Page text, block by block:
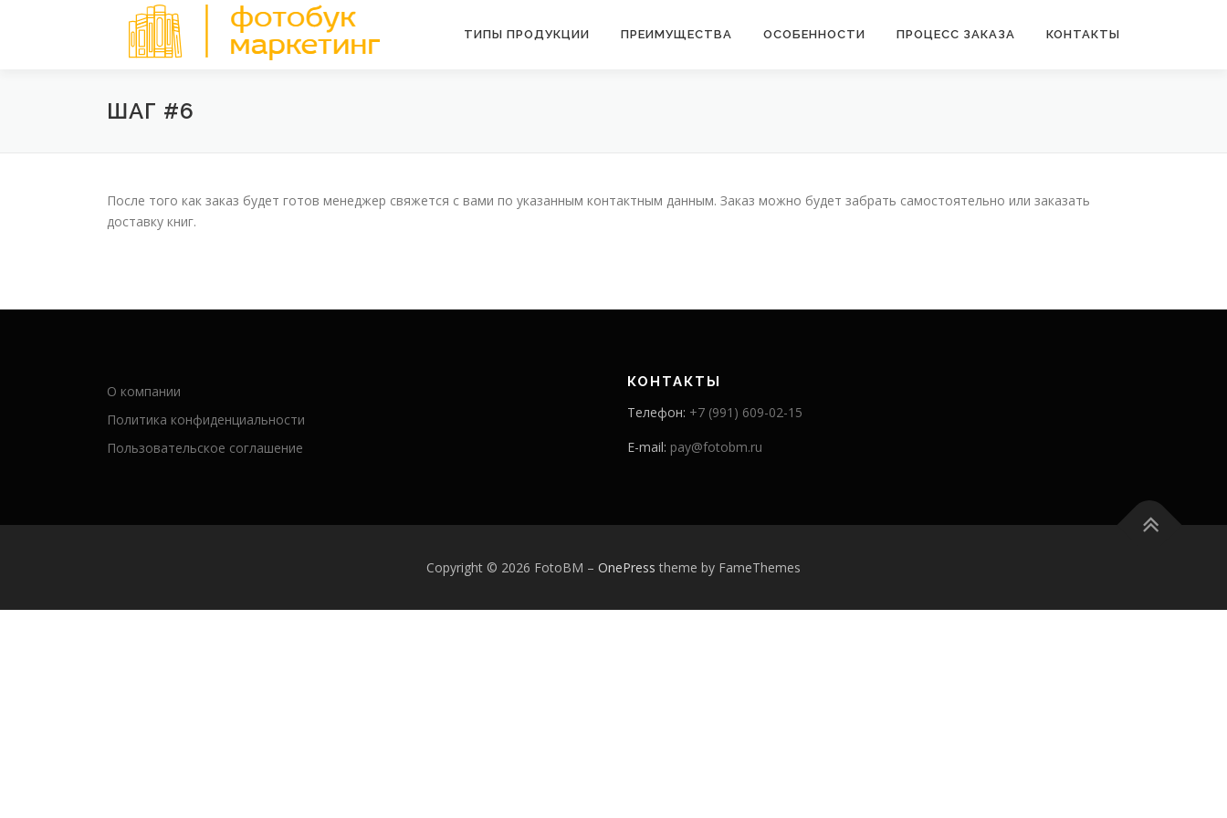
ТИПЫ ПРОДУКЦИИ ПРЕИМУЩЕСТВА ОСОБЕННОСТИ ПРОЦЕСС ЗАКАЗА КОНТАКТЫ
ШАГ #6
После того как заказ будет готов менеджер свяжется с вами по указанным контактным данным. Заказ можно будет забрать самостоятельно или заказать
доставку книг.
О компании
Политика конфиденциальности
Пользовательское соглашение
КОНТАКТЫ
Телефон: +7 (991) 609-02-15
E-mail: pay@fotobm.ru
Copyright © 2026 FotoBM – OnePress theme by FameThemes